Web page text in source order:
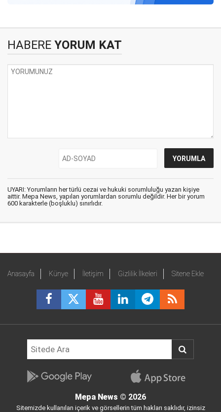
HABERE YORUM KAT
UYARI: Yorumların her türlü cezai ve hukuki sorumluluğu yazan kişiye
aittir. Mepa News, yapılan yorumlardan sorumlu değildir. Her bir yorum
600 karakterle (boşluklu) sınırlıdır.
Anasayfa Künye İletişim Gizlilik İlkeleri Sitene Ekle
Mepa News © 2026
Sitemizde kullanılan içerik ve görsellerin tüm hakları saklıdır, izinsiz